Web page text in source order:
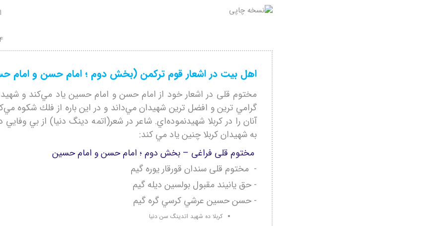
اهل بیت در اشعار قوم ترکمن (بخش دوم ؛ امام حسن و امام
مختوم قلی در اشعار خود از امام حسن و امام حسين ياد مي‌كند و
گرامي ترين و افضل ترين شهيدان مي‌داند و در اين باره از فلك شكوه
آنان را در كربلا شهيدنموده‌اي. شاعر در شعر(اتمه دينگ دنيا) از بي وفايي
به شهيدان كربلا چنين ياد مي كند:
مختوم قلی فراغی – بخش دوم ؛ امام حسن و امام حسین
- مختوم قلی سندان قورقار يوره گيم
- حق يانيند مقبول بولسين ديله گيم
- حسن حسين عرشي كرسي گره گيم
كربلا ده شهيد اتدينگ سن دنيا